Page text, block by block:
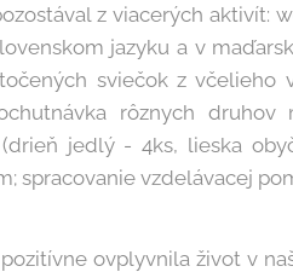
z viacerých aktivít:
jazyku a v
sviečok z včelieho
rôznych druhov
jedlý - 4ks, lieska
spracovanie vzdelávacej
ovplyvnila život v